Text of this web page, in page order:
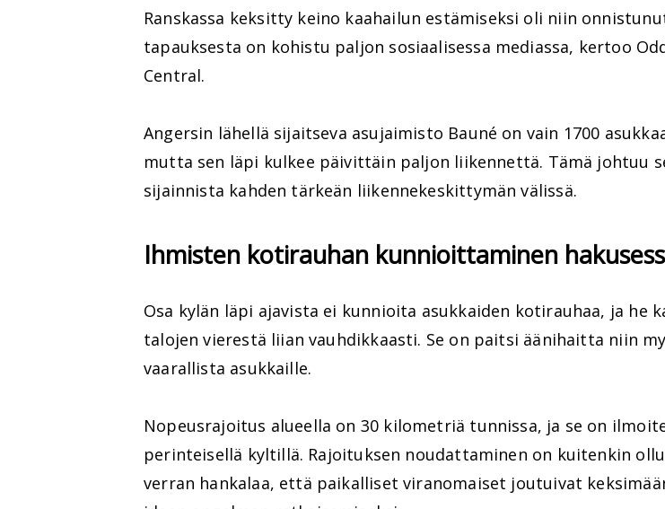
Ranskassa keksitty keino kaahailun estämiseksi oli niin
tapauksesta on kohistu paljon sosiaalisessa mediassa, kertoo
Central.
Angersin lähellä sijaitseva asujaimisto Bauné on vain 1700
mutta sen läpi kulkee päivittäin paljon liikennettä. Tämä johtuu
sijainnista kahden tärkeän liikennekeskittymän välissä.
Ihmisten kotirauhan kunnioittaminen
Osa kylän läpi ajavista ei kunnioita asukkaiden kotirauhaa, ja he
talojen vierestä liian vauhdikkaasti. Se on paitsi äänihaitta niin
vaarallista asukkaille.
Nopeusrajoitus alueella on 30 kilometriä tunnissa, ja se on
perinteisellä kyltillä. Rajoituksen noudattaminen on kuitenkin
verran hankalaa, että paikalliset viranomaiset joutuivat